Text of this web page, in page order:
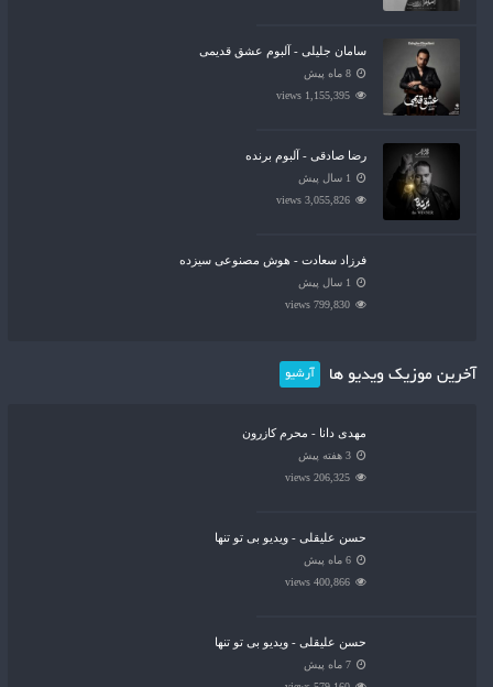
سامان جلیلی - آلبوم عشق قدیمی
8 ماه پیش
1,155,395 views
رضا صادقی - آلبوم برنده
1 سال پیش
3,055,826 views
فرزاد سعادت - هوش مصنوعی سیزده
1 سال پیش
799,830 views
آخرین موزیک ویدیو ها آرشیو
مهدی دانا - محرم کازرون
3 هفته پیش
206,325 views
حسن علیقلی - ویدیو بی تو تنها
6 ماه پیش
400,866 views
حسن علیقلی - ویدیو بی تو تنها
7 ماه پیش